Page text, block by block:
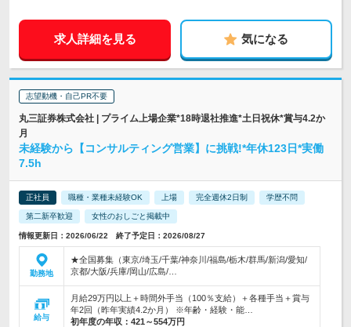
求人詳細を見る 気になる
志望動機・自己PR不要
丸三証券株式会社 | プライム上場企業*18時退社推進*土日祝休*賞与4.2か
月
未経験から【コンサルティング営業】に挑戦!*年休123日*実働
7.5h
正社員 職種・業種未経験OK 上場 完全週休2日制 学歴不問
第二新卒歓迎 女性のおしごと掲載中
情報更新日：2026/06/22 終了予定日：2026/08/27
勤務地
★全国募集（東京/埼玉/千葉/神奈川/福島/栃木/群馬/新潟/愛知/
京都/大阪/兵庫/岡山/広島/…
給与
月給29万円以上＋時間外手当（100％支給）＋各種手当＋賞与
年2回（昨年実績4.2か月） ※年齢・経験・能…
初年度の年収： 421～554万円